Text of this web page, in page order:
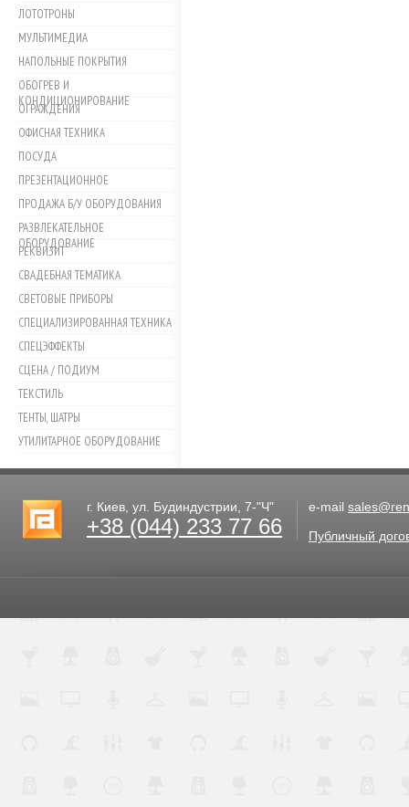
ЛОТОТРОНЫ
МУЛЬТИМЕДИА
НАПОЛЬНЫЕ ПОКРЫТИЯ
ОБОГРЕВ И
КОНДИЦИОНИРОВАНИЕ
ОГРАЖДЕНИЯ
ОФИСНАЯ ТЕХНИКА
ПОСУДА
ПРЕЗЕНТАЦИОННОЕ
ПРОДАЖА Б/У ОБОРУДОВАНИЯ
РАЗВЛЕКАТЕЛЬНОЕ
ОБОРУДОВАНИЕ
РЕКВИЗИТ
СВАДЕБНАЯ ТЕМАТИКА
СВЕТОВЫЕ ПРИБОРЫ
СПЕЦИАЛИЗИРОВАННАЯ ТЕХНИКА
СПЕЦЭФФЕКТЫ
СЦЕНА / ПОДИУМ
ТЕКСТИЛЬ
ТЕНТЫ, ШАТРЫ
УТИЛИТАРНОЕ ОБОРУДОВАНИЕ
г. Киев, ул. Будиндустрии, 7-"Ч"
+38 (044) 233 77 66
e-mail
Публичный